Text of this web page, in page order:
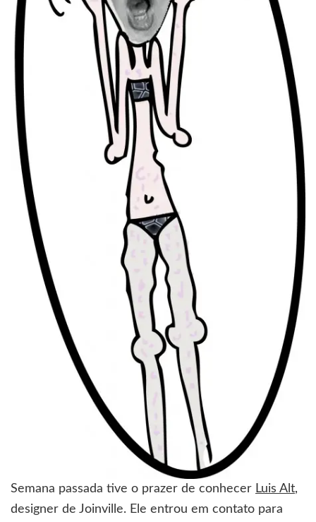
Semana passada tive o prazer de conhecer Luis Alt,
designer de Joinville. Ele entrou em contato para